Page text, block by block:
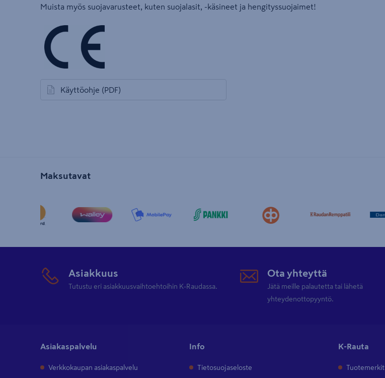
Muista myös suojavarusteet, kuten suojalasit, -käsineet ja hengityssuojaimet!
Käyttöohje (PDF)
avautuu uuteen välilehteen
Maksutavat
Asiakkuus
Tutustu eri asiakkuusvaihtoehtoihin K-Raudassa.
Ota yhteyttä
Jätä meille palautetta tai lähetä
yhteydenottopyyntö.
Asiakaspalvelu
Verkkokaupan asiakaspalvelu
Info
Tietosuojaseloste
K-Rauta
Tuotemerkit